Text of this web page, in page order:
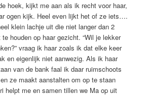
hoek, kijkt me aan als ik recht voor haar,
ogen kijk. Heel even lijkt het of ze iets….
klein lachje uit die niet langer dan 2
houden op haar gezicht. “Wil je lekker
vraag ik haar zoals ik dat elke keer
en eigenlijk niet aanwezig. Als ik haar
van de bank faal ik daar ruimschoots
ze maakt aanstalten om op te staan
helpt me en samen tillen we Ma op uit